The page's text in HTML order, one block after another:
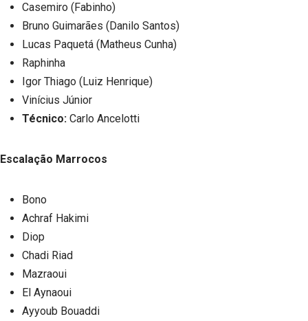
Casemiro (Fabinho)
Bruno Guimarães (Danilo Santos)
Lucas Paquetá (Matheus Cunha)
Raphinha
Igor Thiago (Luiz Henrique)
Vinícius Júnior
Técnico: Carlo Ancelotti
Escalação Marrocos
Bono
Achraf Hakimi
Diop
Chadi Riad
Mazraoui
El Aynaoui
Ayyoub Bouaddi